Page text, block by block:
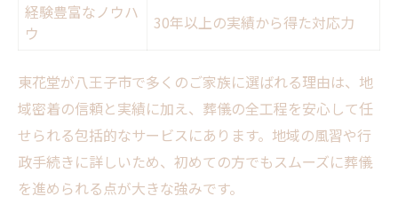
経験豊富なノウハ
ウ
30年以上の実績から得た対応力
東花堂が八王子市で多くのご家族に選ばれる理由は、地
域密着の信頼と実績に加え、葬儀の全工程を安心して任
せられる包括的なサービスにあります。地域の風習や行
政手続きに詳しいため、初めての方でもスムーズに葬儀
を進められる点が大きな強みです。